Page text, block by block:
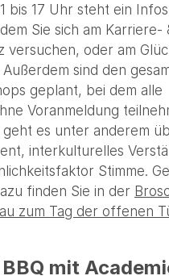
bis 17 Uhr steht ein
Sie sich am Karriere-
versuchen, oder am
sind den
geplant, bei dem alle
Voranmeldung
geht es unter anderem
interkulturelles
Stimme.
finden Sie in der
zum Tag der offenen
mit